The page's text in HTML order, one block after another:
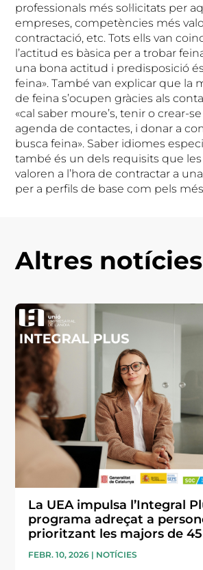
professionals més sol·licitats per
empreses, competències més
contractació, etc. Tots ells van
l’actitud es bàsica per a trobar
una bona actitud i predisposició
feina». També van explicar que la
de feina s’ocupen gràcies als
«cal saber moure’s, tenir o crear-
agenda de contactes, i donar a
busca feina». Saber idiomes
també és un dels requisits que
valoren a l’hora de contractar a
per a perfils de base com pels
Altres notícies
La UEA impulsa l’Integral
programa adreçat a
prioritzant les majors de
FEBR. 10, 2026 | NOTÍCIES